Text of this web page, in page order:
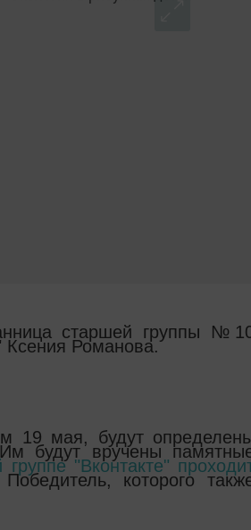
старшей группы
Ксения Романова.
19 мая, будут
будут вручены
"Вконтакте"
которого